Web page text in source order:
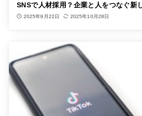
SNSで人材採用？企業と人をつなぐ新
2025年9月22日 2025年10月28日